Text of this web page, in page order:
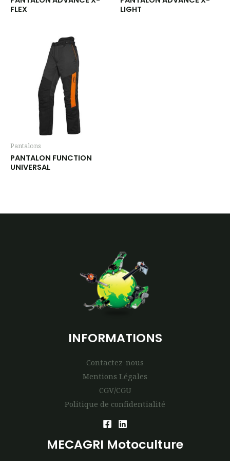
FLEX
LIGHT
Pantalons
PANTALON FUNCTION
UNIVERSAL
INFORMATIONS
Contactez-nous
Mentions Légales
CGV/CGU
Politique de confidentialité
MECAGRI Motoculture